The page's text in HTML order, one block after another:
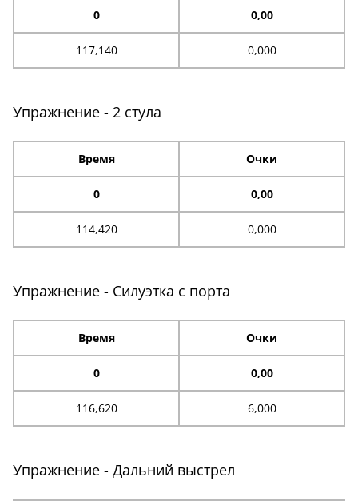
0 0,00
117,140 0,000
Упражнение - 2 стула
Время Очки
0 0,00
114,420 0,000
Упражнение - Силуэтка с порта
Время Очки
0 0,00
116,620 6,000
Упражнение - Дальний выстрел